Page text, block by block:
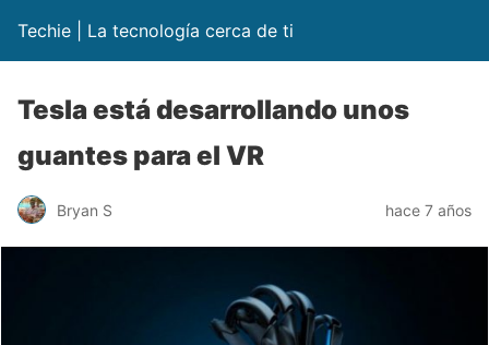
Techie | La tecnología cerca de ti
Tesla está desarrollando unos
guantes para el VR
Bryan S hace 7 años